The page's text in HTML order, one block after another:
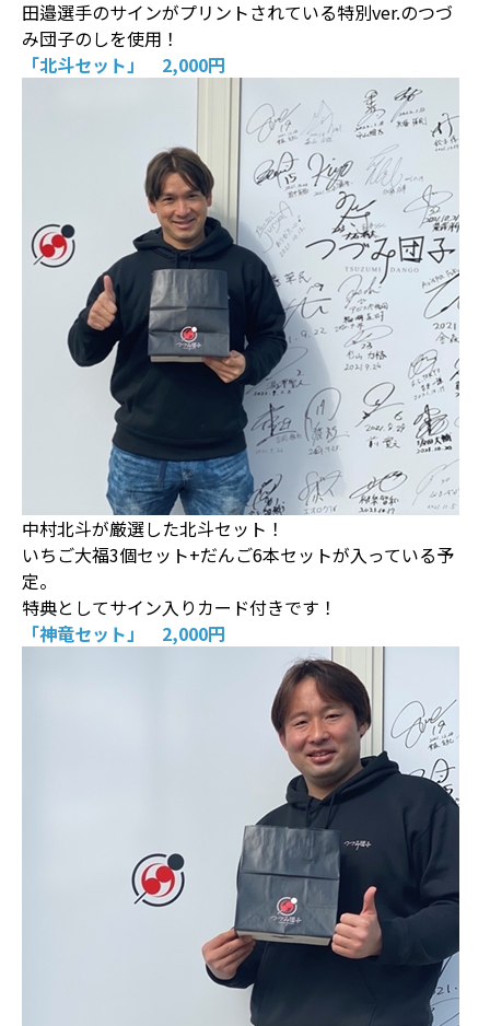
田邉選手のサインがプリントされている特別ver.のつづ
み団子のしを使用！
「北斗セット」 2,000円
中村北斗が厳選した北斗セット！
いちご大福3個セット+だんご6本セットが入っている予
定。
特典としてサイン入りカード付きです！
「神竜セット」 2,000円